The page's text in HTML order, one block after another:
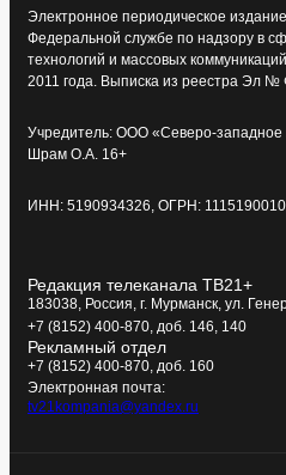
Электронное периодическое
Федеральной службе по надзору в
технологий и массовых
2011 года. Выписка из реестра Эл
Учредитель: ООО «Северо-
Шрам О.А. 16+
ИНН: 5190934326, ОГРН:
Редакция телеканала ТВ21+
183038, Россия, г. Мурманск, ул.
+7 (8152) 400-870, доб. 146, 140
Рекламный отдел
+7 (8152) 400-870, доб. 160
Электронная почта:
tv21kompania@yandex.ru